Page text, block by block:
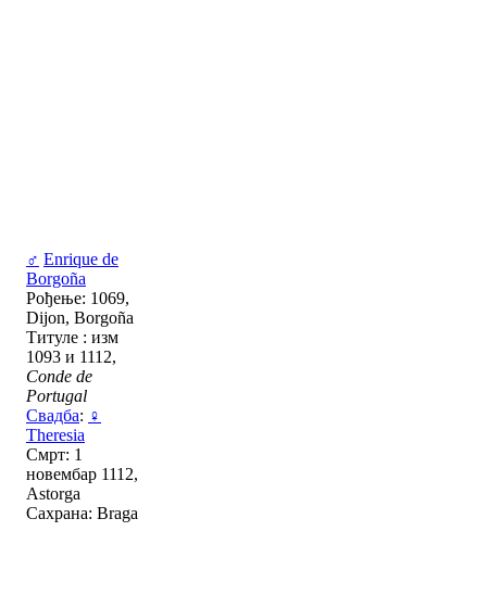
♂ Enrique de
Borgoña
Рођење: 1069,
Dijon, Borgoña
Титуле : изм
1093 и 1112,
Conde de
Portugal
Свадба: ♀
Theresia
Смрт: 1
новембар 1112,
Astorga
Сахрана: Braga